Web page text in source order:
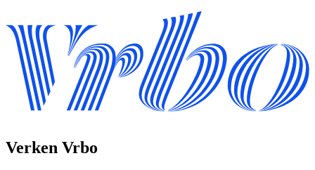
Verken Vrbo